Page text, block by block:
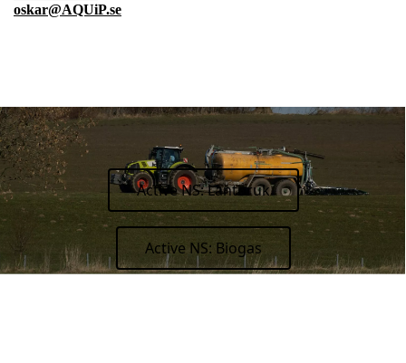
oskar@AQUiP.se
Active NS: Lantbruk
Active NS: Biogas